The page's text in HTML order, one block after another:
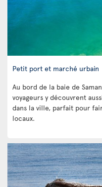
Petit port et marché urbain
Au bord de la baie de
voyageurs y découvrent
dans la ville, parfait pour
locaux.